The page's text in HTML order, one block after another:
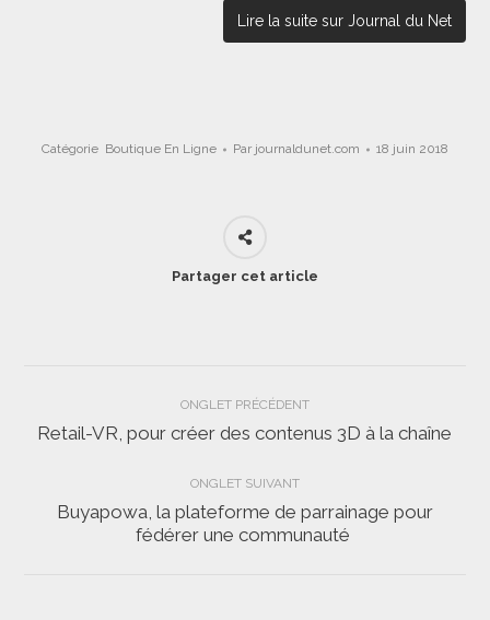
Lire la suite sur Journal du Net
Catégorie Boutique En Ligne Par journaldunet.com 18 juin 2018
Partager cet article
Navigation
de
commentaire
ONGLET PRÉCÉDENT
Onglet
Retail-VR, pour créer des contenus 3D à la chaîne
ONGLET SUIVANT
Onglet
Buyapowa, la plateforme de parrainage pour
fédérer une communauté